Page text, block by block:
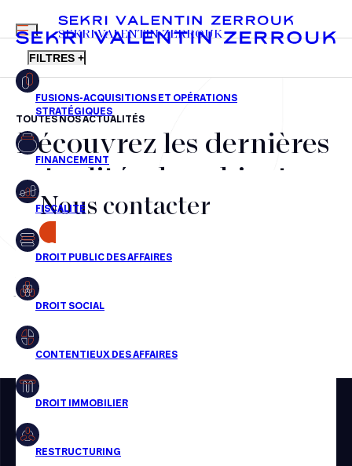
FR EN
MENU
SEKRI VALENTIN ZERROUK
FILTRES +
Fusions-acquisitions et opérations stratégiques
Financement
Fiscalité
Droit public des affaires
Droit social
Droit immobilier
Restructuring
TOUTES NOS ACTUALITÉS
Découvrez les dernières
actualités du cabinet,
nos récompenses et nos
transactions, jour après
jour
Aucun résultats pour cette recherche
Nous contacter